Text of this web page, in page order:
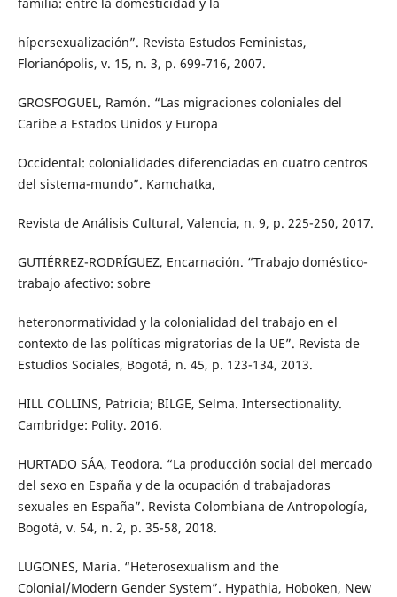
hípersexualización”. Revista Estudos Feministas,
Florianópolis, v. 15, n. 3, p. 699-716, 2007.
GROSFOGUEL, Ramón. “Las migraciones coloniales del
Caribe a Estados Unidos y Europa
Occidental: colonialidades diferenciadas en cuatro centros
del sistema-mundo”. Kamchatka,
Revista de Análisis Cultural, Valencia, n. 9, p. 225-250, 2017.
GUTIÉRREZ-RODRÍGUEZ, Encarnación. “Trabajo doméstico-
trabajo afectivo: sobre
heteronormatividad y la colonialidad del trabajo en el
contexto de las políticas migratorias de la UE”. Revista de
Estudios Sociales, Bogotá, n. 45, p. 123-134, 2013.
HILL COLLINS, Patricia; BILGE, Selma. Intersectionality.
Cambridge: Polity. 2016.
HURTADO SÁA, Teodora. “La producción social del mercado
del sexo en España y de la ocupación d trabajadoras
sexuales en España”. Revista Colombiana de Antropología,
Bogotá, v. 54, n. 2, p. 35-58, 2018.
LUGONES, María. “Heterosexualism and the
Colonial/Modern Gender System”. Hypathia, Hoboken, New